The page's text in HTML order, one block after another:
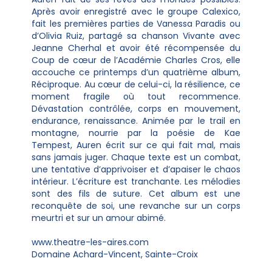
Après avoir enregistré avec le groupe Calexico,
fait les premières parties de Vanessa Paradis ou
d’Olivia Ruiz, partagé sa chanson Vivante avec
Jeanne Cherhal et avoir été récompensée du
Coup de cœur de l’Académie Charles Cros, elle
accouche ce printemps d’un quatrième album,
Réciproque. Au cœur de celui-ci, la résilience, ce
moment fragile où tout recommence.
Dévastation contrôlée, corps en mouvement,
endurance, renaissance. Animée par le trail en
montagne, nourrie par la poésie de Kae
Tempest, Auren écrit sur ce qui fait mal, mais
sans jamais juger. Chaque texte est un combat,
une tentative d’apprivoiser et d’apaiser le chaos
intérieur. L’écriture est tranchante. Les mélodies
sont des fils de suture. Cet album est une
reconquête de soi, une revanche sur un corps
meurtri et sur un amour abimé.
www.theatre-les-aires.com
Domaine Achard-Vincent, Sainte-Croix